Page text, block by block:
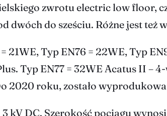
zwrotu electric low floor,
dwóch do sześciu. Różne jest też
Typ EN76 = 22WE, Typ
Typ EN77 = 32WE Acatus II –
2020 roku, zostało
DC. Szerokość pociągu